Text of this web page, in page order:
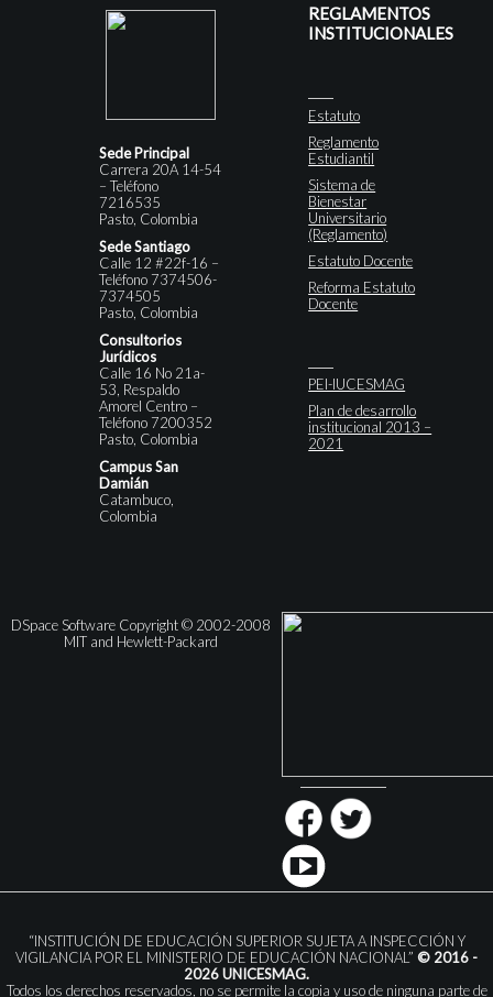
Sede Principal
Carrera 20A 14-54
– Teléfono
7216535
Pasto, Colombia
Sede Santiago
Calle 12 #22f-16 –
Teléfono 7374506-
7374505
Pasto, Colombia
Consultorios
Jurídicos
Calle 16 No 21a-
53, Respaldo
Amorel Centro –
Teléfono 7200352
Pasto, Colombia
Campus San
Damián
Catambuco,
Colombia
REGLAMENTOS
INSTITUCIONALES
Estatuto
Reglamento
Estudiantil
Sistema de
Bienestar
Universitario
(Reglamento)
Estatuto Docente
Reforma Estatuto
Docente
PEI-IUCESMAG
Plan de desarrollo
institucional 2013 –
2021
DSpace Software Copyright © 2002-2008
MIT and Hewlett-Packard
“INSTITUCIÓN DE EDUCACIÓN SUPERIOR SUJETA A INSPECCIÓN Y
VIGILANCIA POR EL MINISTERIO DE EDUCACIÓN NACIONAL” © 2016 -
2026 UNICESMAG.
Todos los derechos reservados, no se permite la copia y uso de ninguna parte de